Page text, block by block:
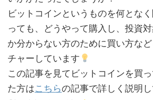
ビットコインというものを何とな
っても、どうやって購入し、投資
か分からない方のために買い方な
チャーしています
この記事を見てビットコインを買
た方はこちらの記事で詳しく説明